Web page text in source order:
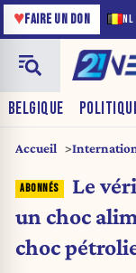
NL
♥FAIRE UN DON
BELGIQUE
Accueil
Le
un choc
choc